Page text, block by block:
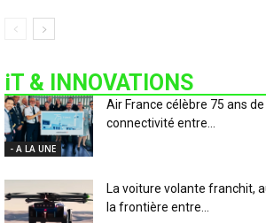
iT & INNOVATIONS
- A LA UNE
Air France célèbre 75 ans
connectivité entre...
La voiture volante franchit,
la frontière entre...